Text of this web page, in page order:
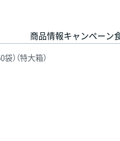
商品情報キャンペーン
（特大箱）